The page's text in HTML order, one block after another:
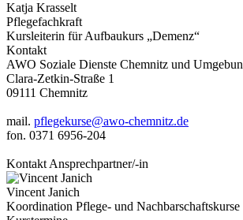
Katja Krasselt
Pflegefachkraft
Kursleiterin für Aufbaukurs „Demenz“
Kontakt
AWO Soziale Dienste Chemnitz und
Clara-Zetkin-Straße 1
09111 Chemnitz
mail. pflegekurse@awo-chemnitz.de
fon. 0371 6956-204
Kontakt Ansprechpartner/-in
Vincent Janich
Koordination Pflege- und Nachbarschaftskurse